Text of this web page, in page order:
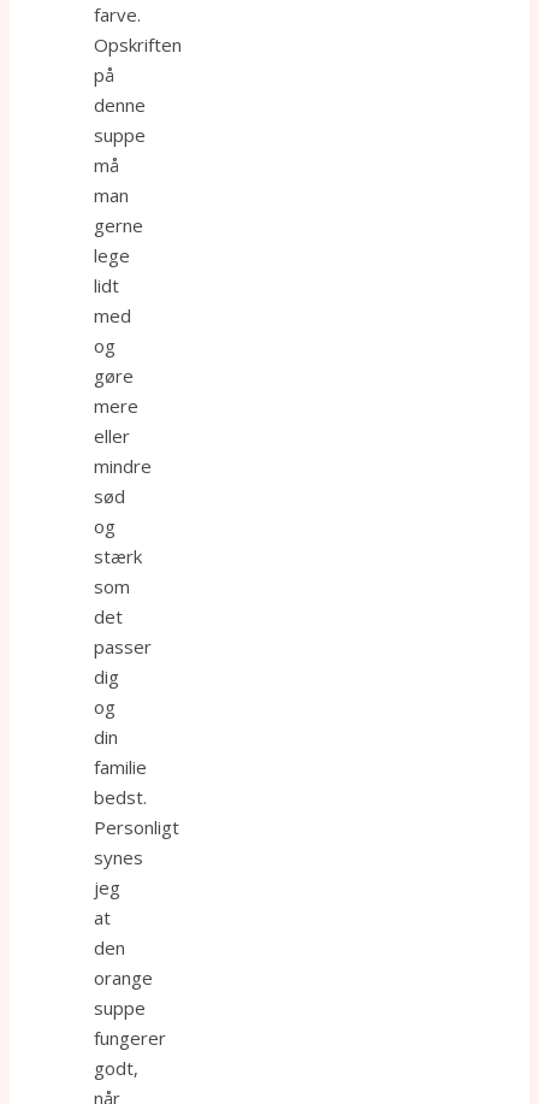
farve.
Opskriften
på
denne
suppe
må
man
gerne
lege
lidt
med
og
gøre
mere
eller
mindre
sød
og
stærk
som
det
passer
dig
og
din
familie
bedst.
Personligt
synes
jeg
at
den
orange
suppe
fungerer
godt,
når